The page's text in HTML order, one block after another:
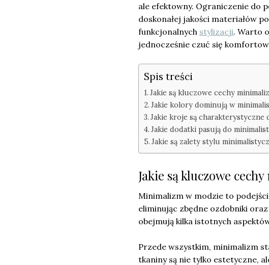
ale efektowny. Ograniczenie do
doskonałej jakości materiałów
funkcjonalnych stylizacji. Warto
jednocześnie czuć się
Spis treści
Jakie są kluczowe cechy
Jakie kolory dominują w
Jakie kroje są charakterystyczne
Jakie dodatki pasują do
Jakie są zalety stylu
Jakie są kluczowe
Minimalizm w modzie to
eliminując zbędne ozdobniki
obejmują kilka istotnych
Przede wszystkim, minimalizm
tkaniny są nie tylko estetyczne,